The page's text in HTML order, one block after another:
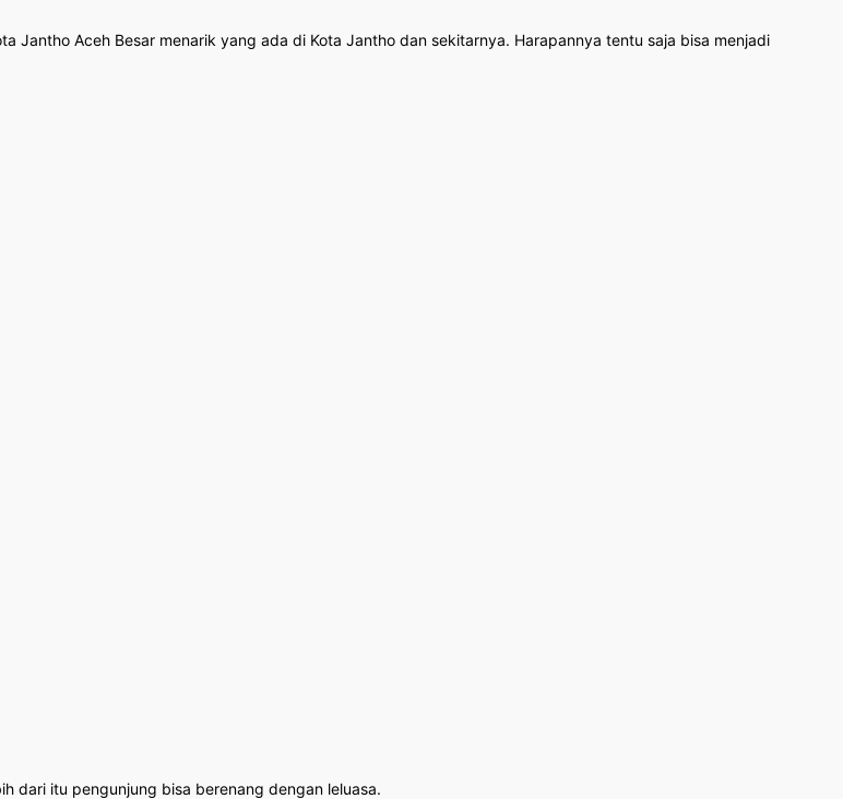
Jantho Aceh Besar menarik yang ada di Kota Jantho dan sekitarnya. Harapannya tentu saja bisa menjadi
dari itu pengunjung bisa berenang dengan leluasa.